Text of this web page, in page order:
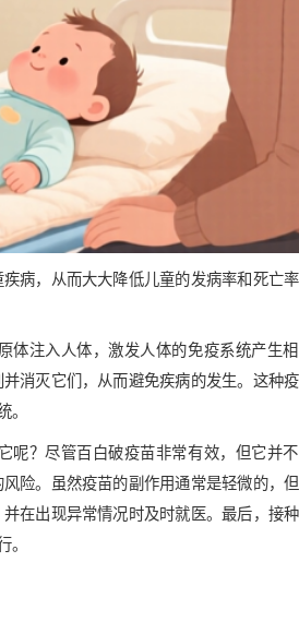
病，从而大大降低儿童的发病率和死亡
体注入人体，激发人体的免疫系统产生
消灭它们，从而避免疾病的发生。这种
。
呢？尽管百白破疫苗非常有效，但它并
险。虽然疫苗的副作用通常是轻微的，
在出现异常情况时及时就医。最后，接
。